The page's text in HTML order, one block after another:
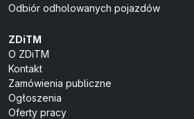
Odbiór odholowanych pojazdów
ZDiTM
O ZDiTM
Kontakt
Zamówienia publiczne
Ogłoszenia
Oferty pracy